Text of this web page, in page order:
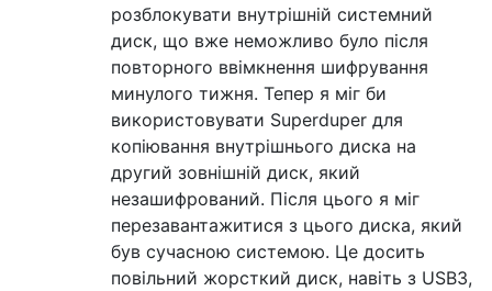
розблокувати внутрішній системний
диск, що вже неможливо було після
повторного ввімкнення шифрування
минулого тижня. Тепер я міг би
використовувати Superduper для
копіювання внутрішнього диска на
другий зовнішній диск, який
незашифрований. Після цього я міг
перезавантажитися з цього диска, який
був сучасною системою. Це досить
повільний жорсткий диск, навіть з USB3,